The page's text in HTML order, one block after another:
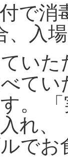
で
、入
い
て
。
れ、
で